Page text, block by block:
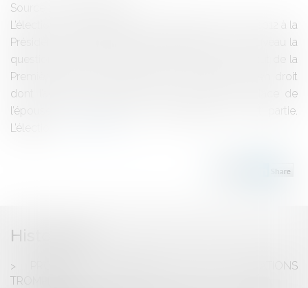
Source :
L’élection de Monsieur François Hollande le 6 mai 2012 à la
Présidence de la République Française pose à nouveau la
question du statut de son épouse.Quel est le statut de la
Première Dame de France?Il est des questions en droit
dont l’acuité se renouvelle avec le temps. La place de
l’épouse du Président de la République en fait partie.
L’électio...
Historique
PRODUITS ALIMENTAIRES: FIN DES ALLÉGATIONS
TROMPEUSES